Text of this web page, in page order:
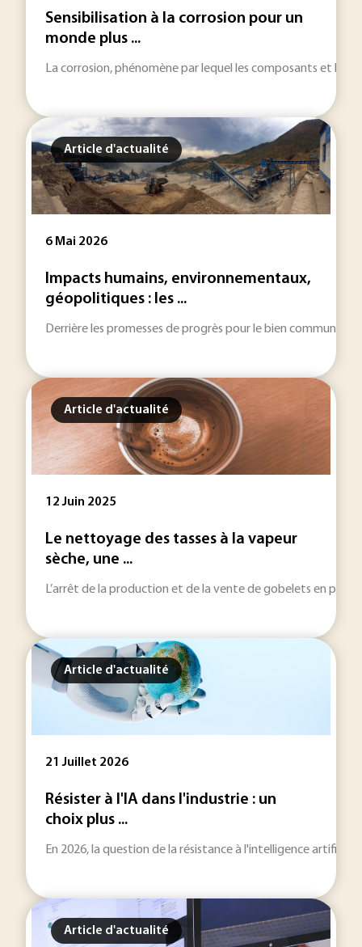
Sensibilisation à la corrosion pour un
monde plus ...
La corrosion, phénomène par lequel les composants et les
Article d'actualité
6 Mai 2026
Impacts humains, environnementaux,
géopolitiques : les ...
Derrière les promesses de progrès pour le bien commun,
Article d'actualité
12 Juin 2025
Le nettoyage des tasses à la vapeur
sèche, une ...
L’arrêt de la production et de la vente de gobelets en
Article d'actualité
21 Juillet 2026
Résister à l'IA dans l'industrie : un
choix plus ...
En 2026, la question de la résistance à l'intelligence
Article d'actualité